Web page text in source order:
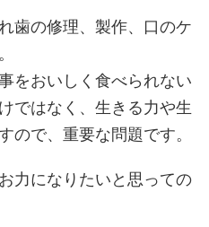
歯の修理、製作、口のケ
をおいしく食べられない
ではなく、生きる力や生
ので、重要な問題です。
力になりたいと思っての